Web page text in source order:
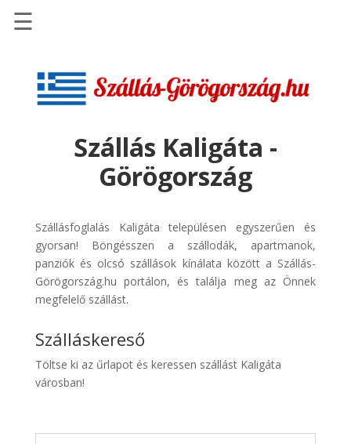
Szállások
Repülőjegy
pénzvisszatérítéssel
Discover
Cars
Transzfer
Kiwi
Taxi
☰
Szállás Kaligáta -
Görögország
Szállásfoglalás Kaligáta településen egyszerűen és
gyorsan! Böngésszen a szállodák, apartmanok,
panziók és olcsó szállások kínálata között a Szállás-
Görögország.hu portálon, és találja meg az Önnek
megfelelő szállást.
Szálláskereső
Töltse ki az űrlapot és keressen szállást Kaligáta
városban!